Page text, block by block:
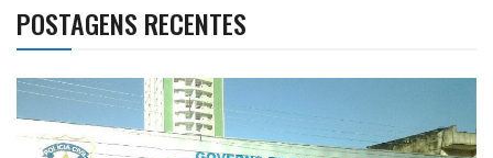
POSTAGENS RECENTES